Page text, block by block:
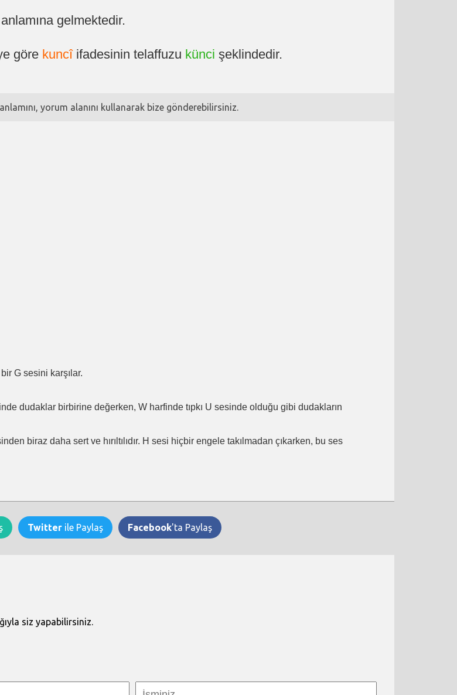
anlamına gelmektedir.
göre kuncîifadesinin telaffuzu künci şeklindedir.
yorum alanını kullanarak bize gönderebilirsiniz.
G sesini karşılar.
dudaklar birbirine değerken, W harfinde tıpkı U sesinde olduğu gibi dudakların
biraz daha sert ve hırıltılıdır. H sesi hiçbir engele takılmadan çıkarken, bu ses
Twitterile Paylaş Facebook'ta Paylaş
siz yapabilirsiniz.